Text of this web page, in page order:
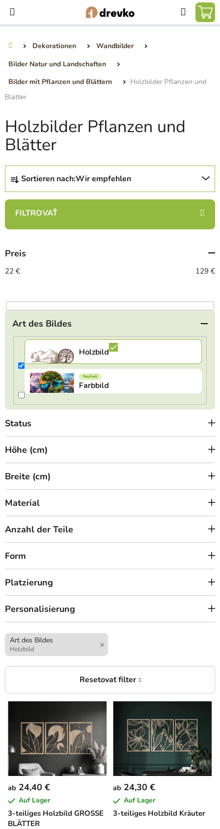
Inhalt
springen
Suchen
Dekorationen
Wandbilder
Bilder Natur und Landschaften
Bilder mit Pflanzen und Blättern
Holzbilder Pflanzen und
Blätter
Holzbilder Pflanzen und
Blätter
P
o
u
t
s
o
t
i
Sortieren nach:Wir empfehlen
Preis
22 € 129 €
Art des Bildes
Status
Höhe (cm)
Breite (cm)
Material
Anzahl der Teile
Form
Platzierung
Personalisierung
Art des Bildes
Holzbild
L
t
e
d
e
r
P
r3-teiliges Holzbild GROSSE
BLÄTTER
ab 24,40 €
Auf Lager
3-teiliges Holzbild Kräuter
ab 24,30 €
Auf Lager